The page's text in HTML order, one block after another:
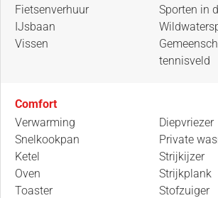
Fietsenverhuur
IJsbaan
Vissen
Sporten in
tennisveld
Comfort
Verwarming
Snelkookpan
Ketel
Oven
Toaster
Diepvriezer
Private
Strijkijzer
Strijkplank
Stofzuiger